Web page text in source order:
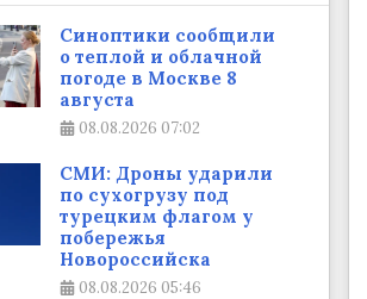
Синоптики сообщили
о теплой и облачной
погоде в Москве 8
августа
08.08.2026 07:02
СМИ: Дроны ударили
по сухогрузу под
турецким флагом у
побережья
Новороссийска
08.08.2026 05:46